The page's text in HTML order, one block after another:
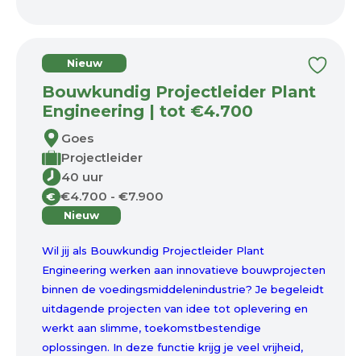
Nieuw
Bouwkundig Projectleider Plant
Engineering | tot €4.700
Goes
Projectleider
40 uur
€ €4.700 - €7.900
Nieuw
Wil jij als Bouwkundig Projectleider Plant
Engineering werken aan innovatieve bouwprojecten
binnen de voedingsmiddelenindustrie? Je begeleidt
uitdagende projecten van idee tot oplevering en
werkt aan slimme, toekomstbestendige
oplossingen. In deze functie krijg je veel vrijheid,